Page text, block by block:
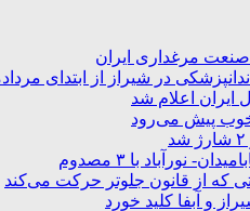
مرغداری ایران
ایران اعلام شد
خوب پیش می‌رود
که از قانون جلوتر حرکت می‌کند
و آبفا کلید خورد